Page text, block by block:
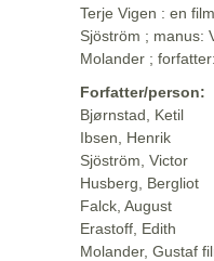
Terje Vigen : en
Sjöström ; manus:
Molander ;
Forfatter/person:
Bjørnstad, Ketil
Ibsen, Henrik
Sjöström, Victor
Husberg, Bergliot
Falck, August
Erastoff, Edith
Molander, Gustaf